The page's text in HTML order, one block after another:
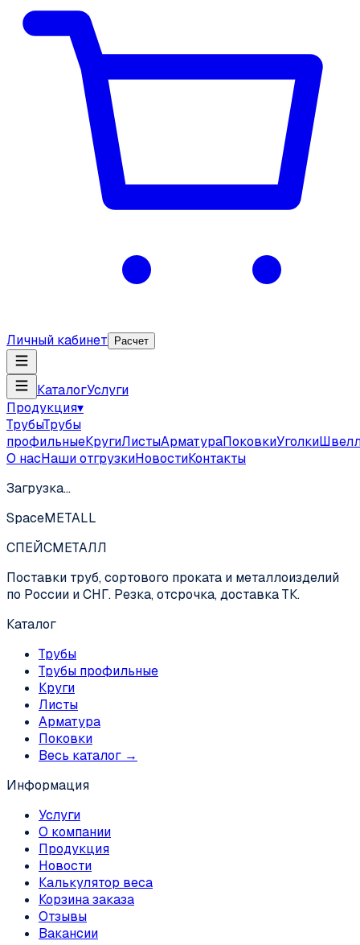
Личный кабинет Расчет
КаталогУслуги
Продукция▾
ТрубыТрубы
профильныеКругиЛистыАрматураПоковкиУголки
О насНаши отгрузкиНовостиКонтакты
Загрузка…
SpaceMETALL
СПЕЙСМЕТАЛЛ
Поставки труб, сортового проката и металлоизделий
по России и СНГ. Резка, отсрочка, доставка ТК.
Каталог
Трубы
Трубы профильные
Круги
Листы
Арматура
Поковки
Весь каталог →
Информация
Услуги
О компании
Продукция
Новости
Калькулятор веса
Корзина заказа
Отзывы
Вакансии